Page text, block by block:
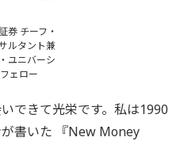
券 チーフ・
ルタント兼
ユニバーシ
ェロー
できて光栄です。私は1990
書いた 『New Money